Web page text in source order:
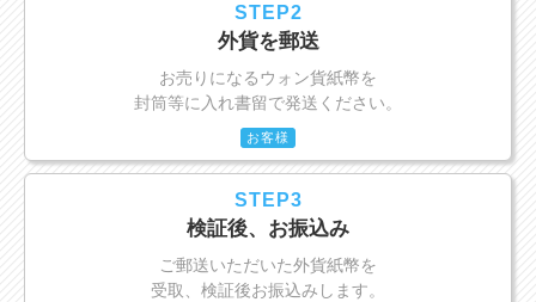
STEP2
外貨を郵送
お売りになるウォン貨紙幣を
封筒等に入れ書留で発送ください。
お客様
STEP3
検証後、お振込み
ご郵送いただいた外貨紙幣を
受取、検証後お振込みします。